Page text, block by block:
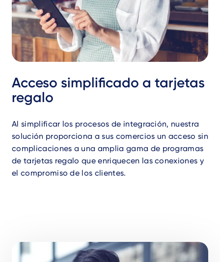
Acceso simplificado a tarjetas
regalo
Al simplificar los procesos de integración, nuestra
solución proporciona a sus comercios un acceso sin
complicaciones a una amplia gama de programas
de tarjetas regalo que enriquecen las conexiones y
el compromiso de los clientes.